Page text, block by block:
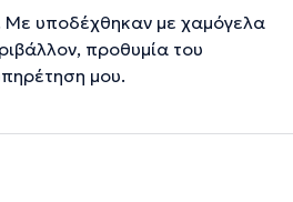
υποδέχθηκαν με χαμόγελα
προθυμία του
μου.